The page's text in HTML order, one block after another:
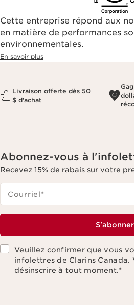
Cette entreprise répond aux
en matière de performances
environnementales.​
En savoir plus
Livraison offerte dès 50
$ d'achat
Abonnez-vous à
Recevez 15% de rabais sur votre
Courriel*
S'abonner
Veuillez confirmer que vous
infolettres de Clarins Canada.
désinscrire à tout moment.*